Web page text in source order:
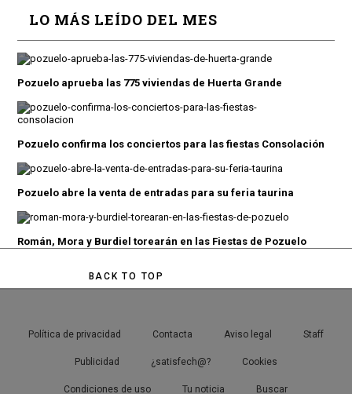
LO MÁS LEÍDO DEL MES
Pozuelo aprueba las 775 viviendas de Huerta Grande
Pozuelo confirma los conciertos para las fiestas Consolación
Pozuelo abre la venta de entradas para su feria taurina
Román, Mora y Burdiel torearán en las Fiestas de Pozuelo
BACK TO TOP
Política de privacidad Contacta Aviso legal Staff
Publicidad ¿satisfech@? Cookies
Condiciones de uso Tu noticia Buscar